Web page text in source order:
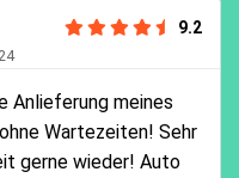
9.2
Anlieferung meines
Wartezeiten! Sehr
gerne wieder! Auto